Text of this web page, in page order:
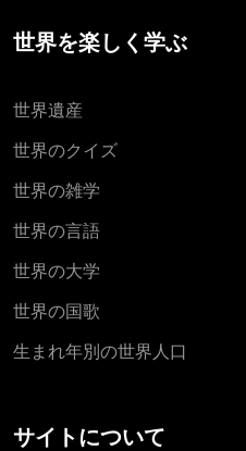
世界を楽しく学ぶ
世界遺産
世界のクイズ
世界の雑学
世界の言語
世界の大学
世界の国歌
生まれ年別の世界人口
サイトについて